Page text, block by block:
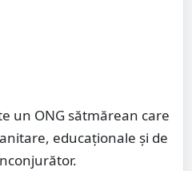
un ONG sătmărean care
educaționale și de